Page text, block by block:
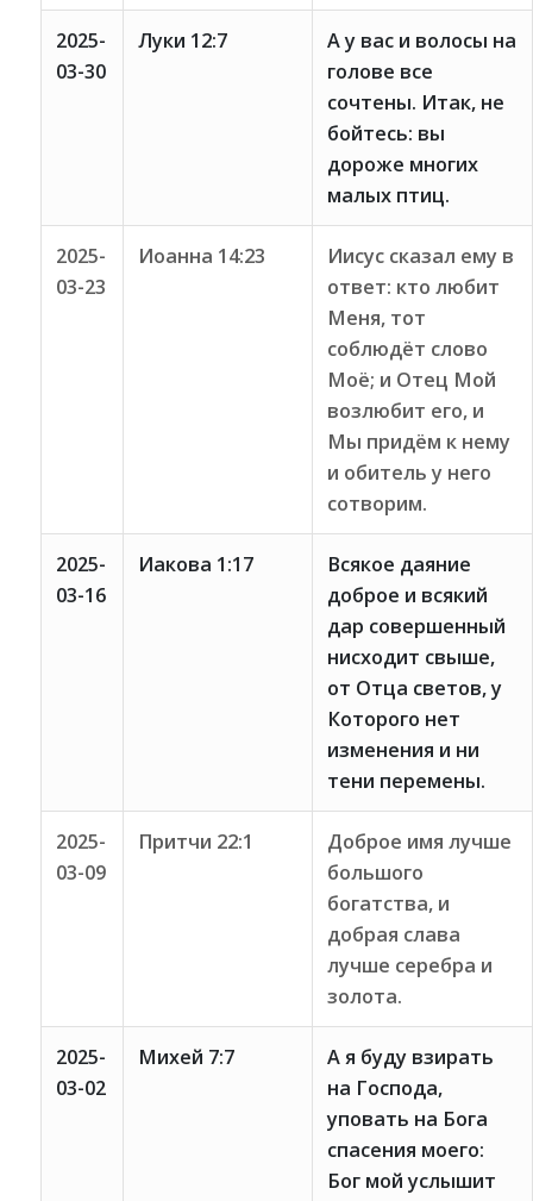
2025-
03-30
Луки 12:7
А у вас и волосы на
голове все
сочтены. Итак, не
бойтесь: вы
дороже многих
малых птиц.
2025-
03-23
Иоанна 14:23
Иисус сказал ему в
ответ: кто любит
Меня, тот
соблюдёт слово
Моё; и Отец Мой
возлюбит его, и
Мы придём к нему
и обитель у него
сотворим.
2025-
03-16
Иакова 1:17
Всякое даяние
доброе и всякий
дар совершенный
нисходит свыше,
от Отца светов, у
Которого нет
изменения и ни
тени перемены.
2025-
03-09
Притчи 22:1
Доброе имя лучше
большого
богатства, и
добрая слава
лучше серебра и
золота.
2025-
03-02
Михей 7:7
А я буду взирать
на Господа,
уповать на Бога
спасения моего:
Бог мой услышит